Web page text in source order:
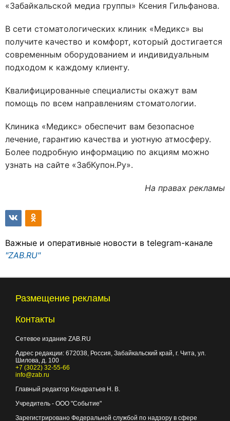
«Забайкальской медиа группы» Ксения Гильфанова.
В сети стоматологических клиник «Медикс» вы
получите качество и комфорт, который достигается
современным оборудованием и индивидуальным
подходом к каждому клиенту.
Квалифицированные специалисты окажут вам
помощь по всем направлениям стоматологии.
Клиника «Медикс» обеспечит вам безопасное
лечение, гарантию качества и уютную атмосферу.
Более подробную информацию по акциям можно
узнать на сайте «ЗабКупон.Ру».
На правах рекламы
Важные и оперативные новости в telegram-канале
"ZAB.RU"
Размещение рекламы
Контакты
Сетевое издание ZAB.RU
Адрес редакции: 672038, Россия, Забайкальский край, г. Чита, ул.
Шилова, д. 100
+7 (3022) 32-55-66
info@zab.ru
Главный редактор Кондратьев Н. В.
Учредитель - ООО "Событие"
Зарегистрировано Федеральной службой по надзору в сфере